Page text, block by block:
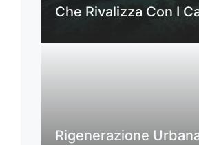
Che Rivalizza Con I
Rigenerazione